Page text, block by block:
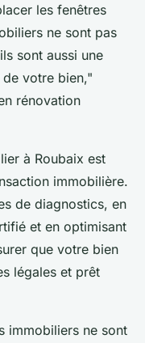
les fenêtres
ne sont pas
sont aussi une
votre bien,"
rénovation
à Roubaix est
immobilière.
de diagnostics, en
et en optimisant
que votre bien
légales et prêt
immobiliers ne sont